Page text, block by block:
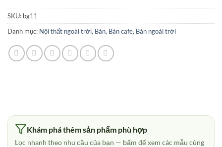
SKU: bg11
Danh mục: Nội thất ngoài trời, Bàn, Bàn cafe, Bàn ngoài trời
Khám phá thêm sản phẩm phù hợp
Lọc nhanh theo nhu cầu của bạn — bấm để xem các mẫu cùng